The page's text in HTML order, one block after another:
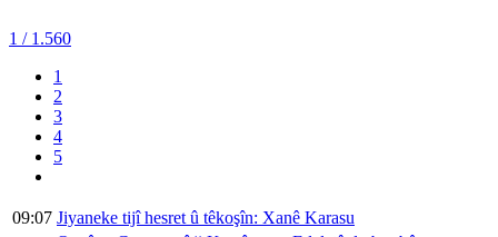
1 / 1.560
1
2
3
4
5
09:07 Jiyaneke tijî hesret û têkoşîn: Xanê Karasu